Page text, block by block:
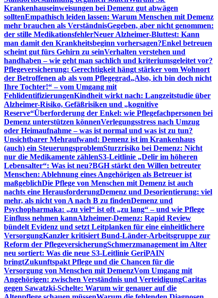
Krankenhauseinweisungen bei Demenz gut abwägen
solltenEmpathisch leiden lassen: Warum Menschen mit Demenz
mehr brauchen als VerständnisGegeben, aber nicht genommen:
der stille MedikationsfehlerNeuer Alzheimer-Bluttest: Kann
man damit den Krankheitsbeginn vorhersagen?Enkel betreuen
scheint gut fürs Gehirn zu seinVerhalten verstehen und
handhaben – wie geht man sachlich und kriteriumsgeleitet vor?
Pflegeversicherung: Gerechtigkeit hängt stärker vom Wohnort
der Betroffenen ab als vom Pflegegrad„Also, ich bin doch nicht
Ihre Tochter!“ – vom Umgang mit
FehlidentifizierungenKindheit wirkt nach: Langzeitstudie über
Alzheimer-Risiko, Gefäßrisiken und „kognitive
Reserve“Überforderung der Enkel: wie Pflegefachpersonen bei
Demenz unterstützen könnenVerlegungsstress nach Umzug
oder Heimaufnahme – was ist normal und was ist zu tun?
Unsichtbarer Mehraufwand: Demenz ist im Krankenhaus
(auch) ein SteuerungsproblemSturzrisiko bei Demenz: Nicht
nur die Medikamente zählenS3-Leitlinie „Delir im höheren
Lebensalter“: Was ist neu?BGH stärkt den Willen betreuter
Menschen: Ablehnung eines Angehörigen als Betreuer ist
maßgeblichDie Pflege von Menschen mit Demenz ist auch
nachts eine HerausforderungDemenz und Desorientierung: viel
mehr, als nicht von A nach B zu findenDemenz und
Psychopharmaka: „zu viel“ ist oft „zu lang“ – und wie Pflege
Einfluss nehmen kannAlzheimer-Demenz: Rapid Review
bündelt Evidenz und setzt Leitplanken für eine einheitlichere
VersorgungKanzler kritisiert Bund-Länder-Arbeitsgruppe zur
Reform der PflegeversicherungSchmerzmanagement im Alter
neu sortiert: Was die neue S3-Leitlinie GeriPAIN
bringtZukunftspakt Pflege und die Chancen für die
Versorgung von Menschen mit DemenzVom Umgang mit
Angehörigen: zwischen Verständnis und VerteidigungCaritas
gegen Sawatzki-Schelte: Warum wir genauer auf die